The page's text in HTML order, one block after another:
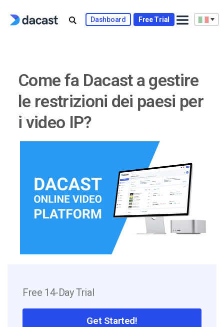
Dashboard Free Trial
Come fa Dacast a gestire
le restrizioni dei paesi per
i video IP?
Free 14-Day Trial
Get Started!